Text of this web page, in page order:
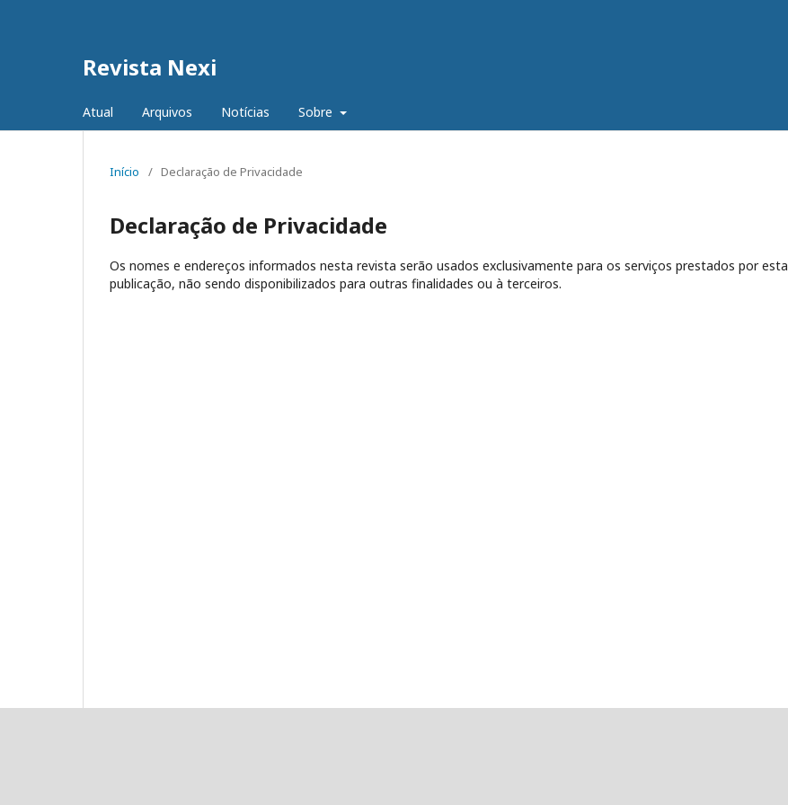
Revista Nexi
Atual Arquivos Notícias Sobre
Início / Declaração de Privacidade
Declaração de Privacidade
Os nomes e endereços informados nesta revista serão usados exclusivamente para os serviços prestados por esta
publicação, não sendo disponibilizados para outras finalidades ou à terceiros.